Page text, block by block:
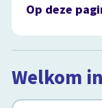
Op deze
Europese
Test je
Welkom
Afspeellijst
31items